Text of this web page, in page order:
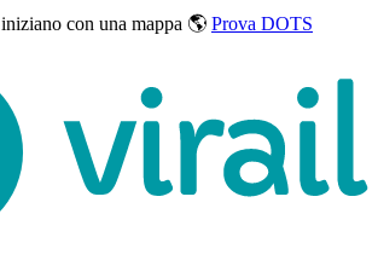
iniziano con una mappa 🌎 Prova DOTS